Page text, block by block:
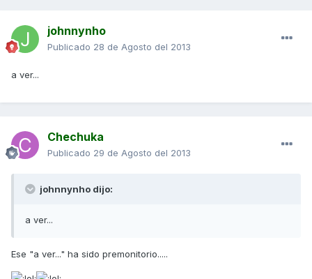
johnnynho
Publicado 28 de Agosto del 2013
a ver...
Chechuka
Publicado 29 de Agosto del 2013
johnnynho dijo:
a ver...
Ese "a ver..." ha sido premonitorio.....